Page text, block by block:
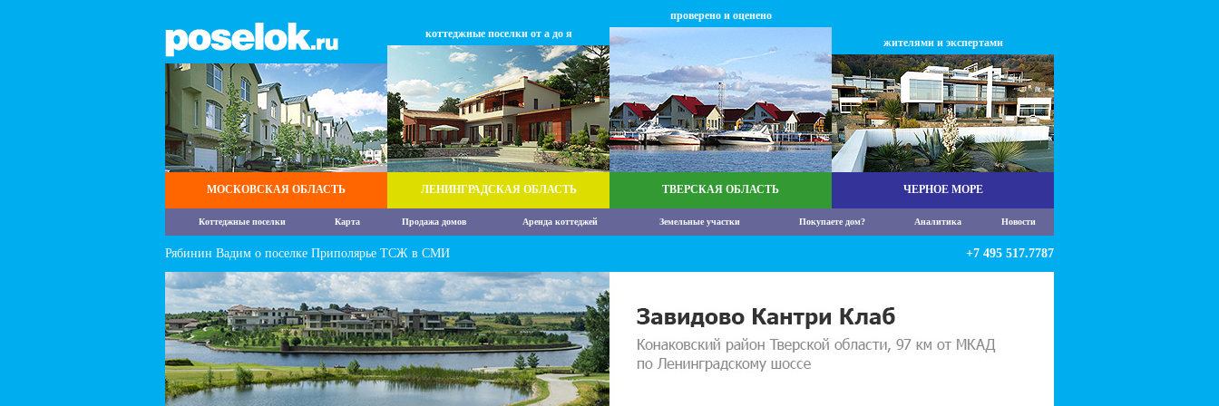
МОСКОВСКАЯ ОБЛАСТЬ
коттеджные поселки от а до я
ЛЕНИНГРАДСКАЯ ОБЛАСТЬ
проверено и оценено
ТВЕРСКАЯ ОБЛАСТЬ
жителями и экспертами
ЧЕРНОЕ МОРЕ
Коттеджные поселки Карта Продажа домов Аренда коттеджей Земельные участки Покупаете дом? Аналитика Новости
Рябинин Вадим о поселке Приполярье ТСЖ в СМИ +7 495 517.7787